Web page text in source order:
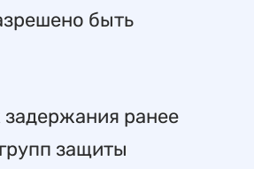
быть
ранее
защиты